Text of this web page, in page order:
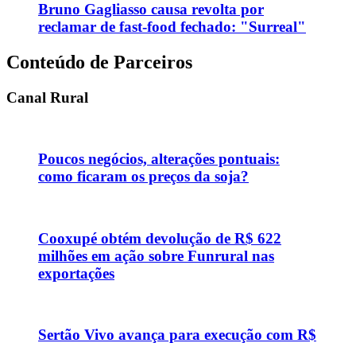
Bruno Gagliasso causa revolta por
reclamar de fast-food fechado: "Surreal"
Conteúdo de Parceiros
Canal Rural
Poucos negócios, alterações pontuais:
como ficaram os preços da soja?
Cooxupé obtém devolução de R$ 622
milhões em ação sobre Funrural nas
exportações
Sertão Vivo avança para execução com R$